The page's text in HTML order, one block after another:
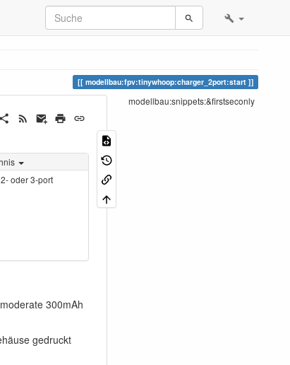
modellbau:fpv:tinywhoop:charger_2port:start
oder 3-port
300mAh
gedruckt
modellbau:snippets:&firstseconly